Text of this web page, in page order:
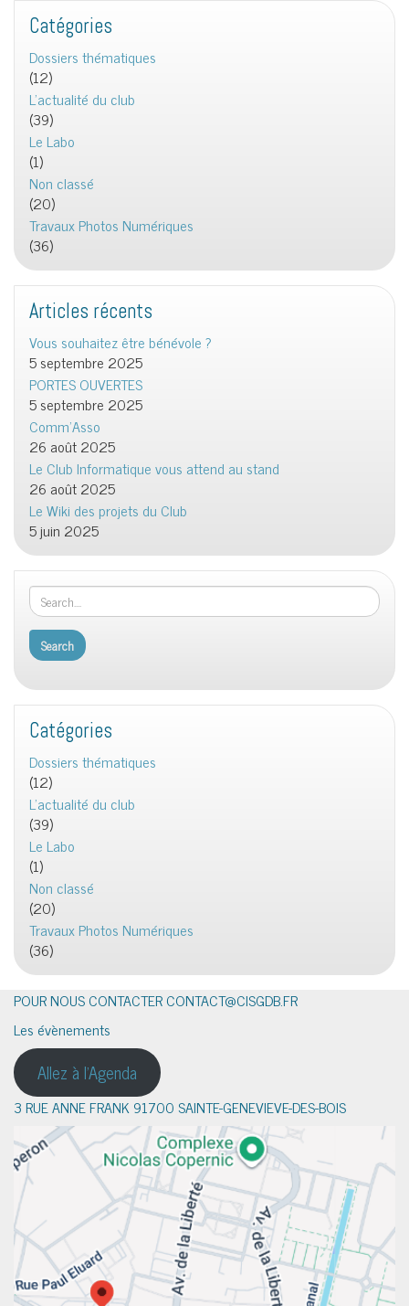
Catégories
Dossiers thématiques
(12)
L'actualité du club
(39)
Le Labo
(1)
Non classé
(20)
Travaux Photos Numériques
(36)
Articles récents
Vous souhaitez être bénévole ?
5 septembre 2025
PORTES OUVERTES
5 septembre 2025
Comm’Asso
26 août 2025
Le Club Informatique vous attend au stand
26 août 2025
Le Wiki des projets du Club
5 juin 2025
Catégories
Dossiers thématiques
(12)
L'actualité du club
(39)
Le Labo
(1)
Non classé
(20)
Travaux Photos Numériques
(36)
POUR NOUS CONTACTER CONTACT@CISGDB.FR
Les évènements
Allez à l'Agenda
3 RUE ANNE FRANK 91700 SAINTE-GENEVIEVE-DES-BOIS